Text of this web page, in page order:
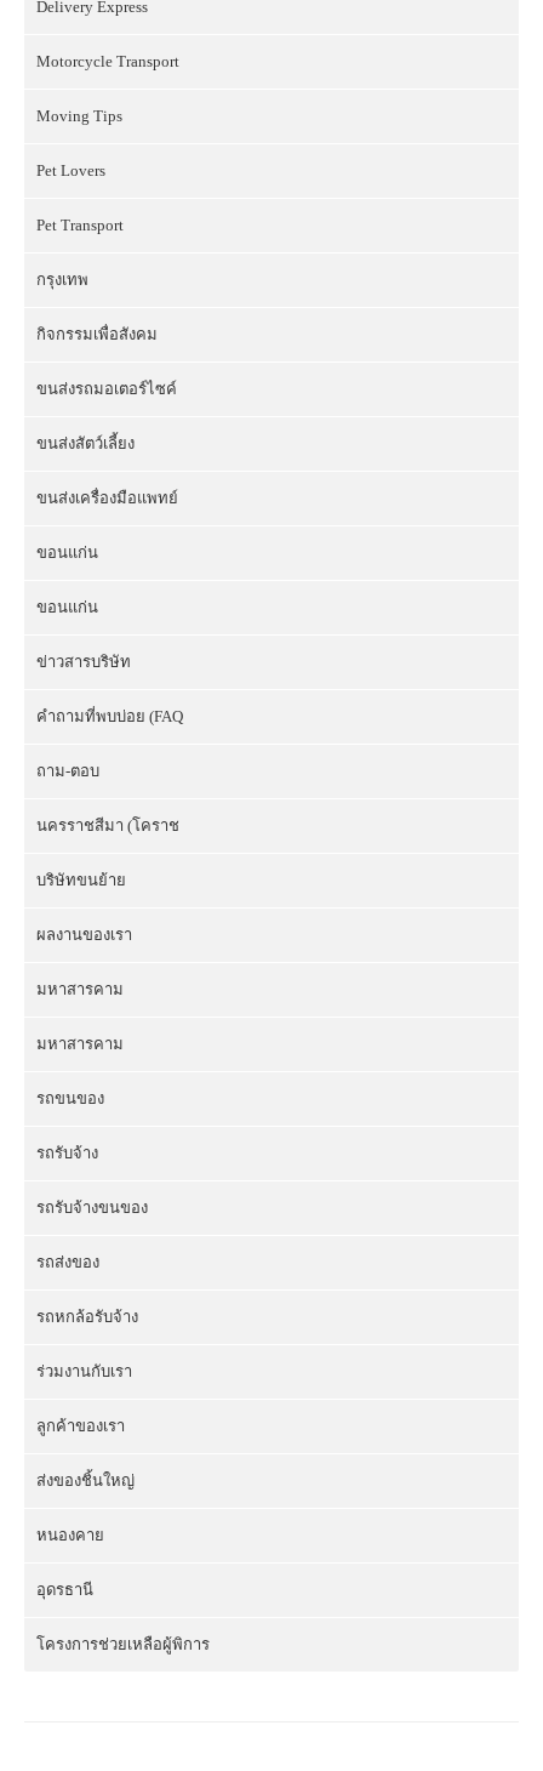
Delivery Express
Motorcycle Transport
Moving Tips
Pet Lovers
Pet Transport
กรุงเทพ
กิจกรรมเพื่อสังคม
ขนส่งรถมอเตอร์ไซค์
ขนส่งสัตว์เลี้ยง
ขนส่งเครื่องมือแพทย์
ขอนแก่น
ขอนแก่น
ข่าวสารบริษัท
คำถามที่พบบ่อย (FAQ
ถาม-ตอบ
นครราชสีมา (โคราช
บริษัทขนย้าย
ผลงานของเรา
มหาสารคาม
มหาสารคาม
รถขนของ
รถรับจ้าง
รถรับจ้างขนของ
รถส่งของ
รถหกล้อรับจ้าง
ร่วมงานกับเรา
ลูกค้าของเรา
ส่งของชิ้นใหญ่
หนองคาย
อุดรธานี
โครงการช่วยเหลือผู้พิการ